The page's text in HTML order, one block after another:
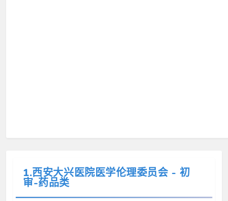
1.西安大兴医院医学伦理委员会 - 初
审-药品类